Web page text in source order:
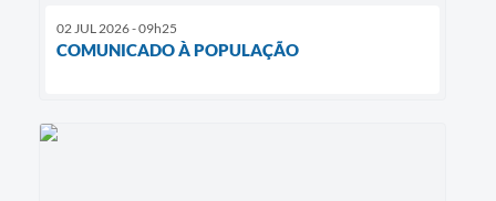
02 JUL 2026 - 09h25
COMUNICADO À POPULAÇÃO